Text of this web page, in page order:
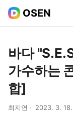
OSEN
바다
가수하는
합]
최지연 2023. 3.